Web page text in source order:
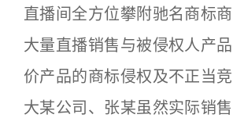
直播间全方位攀附驰名商标商
大量直播销售与被侵权人产
价产品的商标侵权及不正当竞
大某公司、张某虽然实际销